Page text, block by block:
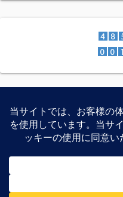
スマートフォン、家電製
ビュー等